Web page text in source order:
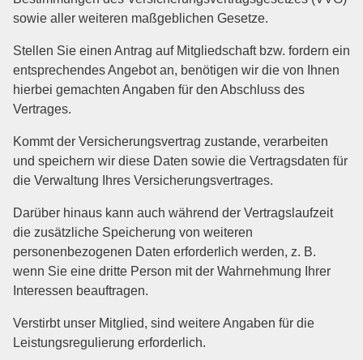
sowie aller weiteren maßgeblichen Gesetze.
Stellen Sie einen Antrag auf Mitgliedschaft bzw. fordern ein
entsprechendes Angebot an, benötigen wir die von Ihnen
hierbei gemachten Angaben für den Abschluss des
Vertrages.
Kommt der Versicherungsvertrag zustande, verarbeiten
und speichern wir diese Daten sowie die Vertragsdaten für
die Verwaltung Ihres Versicherungsvertrages.
Darüber hinaus kann auch während der Vertragslaufzeit
die zusätzliche Speicherung von weiteren
personenbezogenen Daten erforderlich werden, z. B.
wenn Sie eine dritte Person mit der Wahrnehmung Ihrer
Interessen beauftragen.
Verstirbt unser Mitglied, sind weitere Angaben für die
Leistungsregulierung erforderlich.